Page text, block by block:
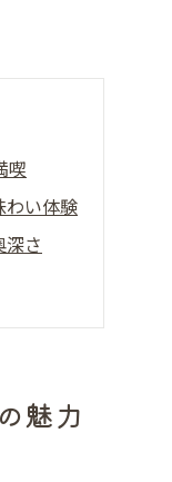
喫
わい体験
さ
び方
巡りプラ
魅力